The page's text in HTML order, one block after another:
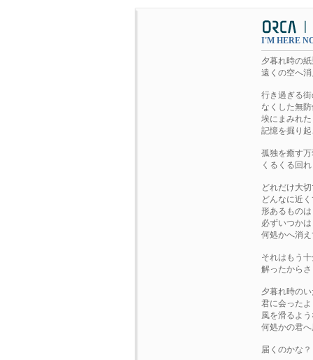
I'M HERE
夕暮れ時の
遠くの空へ
行き過ぎる
なくした無
埃にまみれた
記憶を掘り
孤独を癒す
くるくる回
どれだけ大
どんなに近
形あるものは
必ずいつかは
何処かへ消
それはもう
解ったからさ
夕暮れ時の
君に会った
風を滑るよ
何処かの君
届くのかな？